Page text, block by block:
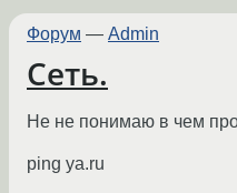
Форум — Admin
Сеть.
Не не понимаю в чем
ping ya.ru